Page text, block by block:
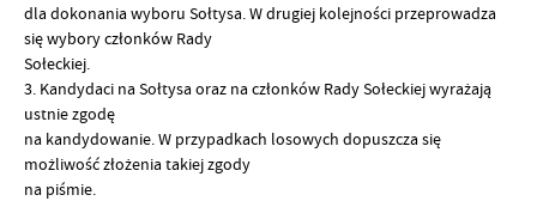
dla dokonania wyboru Sołtysa. W drugiej kolejności przeprowadza
się wybory członków Rady
Sołeckiej.
3. Kandydaci na Sołtysa oraz na członków Rady Sołeckiej wyrażają
ustnie zgodę
na kandydowanie. W przypadkach losowych dopuszcza się
możliwość złożenia takiej zgody
na piśmie.